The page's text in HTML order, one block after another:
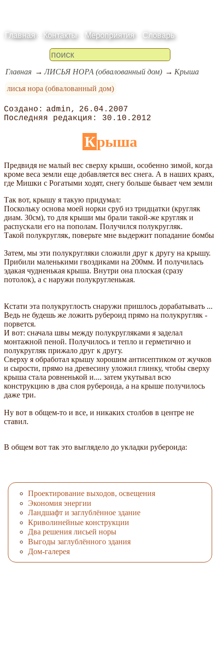
Главная Контакты Мероприятия Словарь
Главная ЛИСЬЯ НОРА (обвалованный дом)
Крыша
лисья нора (обвалованный дом)
admin
26.04.2007
30.10.2012
Крыша
Предвидя не малый вес сверху крыши, особенно зимой, когда
кроме веса земли еще добавляется вес снега. А в наших краях,
где Мишки с Рогатыми ходят, снегу больше бывает чем земли
Так вот, крышу я такую придумал:
Поскольку основа моей норки сруб из тридцатки (кругляк
диам. 30см), то для крыши мы брали такой-же кругляк и
распускали его на пополам. Получился полукругляк.
Такой полукругляк, поверьте мне выдержит попадание бомбы
Затем, мы эти полукругляки сложили друг к другу на крышу.
Прибили маленькими гвоздиками на 200мм. И получилась
эдакая чудненькая крыша. Внутри она плоская (сразу
потолок), а с наружи полукругленькая.
Кстати эта полукруглость снаружи пришлось дорабатывать ...
Ведь не будешь же ложить рубероид прямо на полукругляк -
порвется.
И вот: сначала швы между полукругляками я заделал
монтажной пеной. Получилось и тепло и герметично и
полукругляк прижало друг к другу.
Сверху я обработал крышу хорошим антисептиком от жучков
и сырости, прямо на древесину уложил глинку, чтобы сверху
крыша стала ровненькой и.... затем укутывал всю
конструкцию в два слоя рубероида, а на крыше получилось
даже три.
Ну вот в общем-то и все, и никаких столбов в центре не
ставил.
В общем вот так это выглядело до укладки рубероида:
Проектирование выходов, освещения
Экономия энергии
Ландшафт и заглублённое здание
Криволинейные конструкции
Два решения лисьей норы
Выгоды заглублённого здания
Дом-галерея